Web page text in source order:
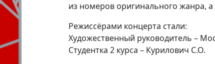
из номеров оригинального жанра,
Режиссёрами концерта стали:
Художественный руководитель –
Студентка 2 курса – Курилович С.О.